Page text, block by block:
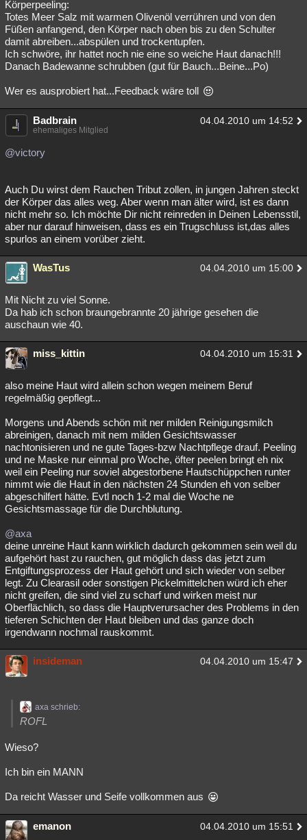
Körperpeeling:
Totes Meer Salz mit warmen Olivenöl verrühren und von den
Füßen anfangend, den Körper nach oben bis zu den Schulter
damit abreiben...abspülen und trockentupfen.
Ich schwöre, ihr hattet noch nie eine so weiche Haut danach!!!
Danach Badewanne schrubben (gut für Bauch...Beine...Po)
Wer es ausprobiert hat...Feedback wäre toll
Badbrain 04.04.2010 um 14:52
ehemaliges Mitglied
@victory
Auch Du wirst dem Rauchen Tribut zollen, in jungen Jahren steckt
der Körper das alles weg. Aber wenn man älter wird, ist es dann
nicht mehr so. Ich möchte Dir nicht reinreden in Deinen Lebensstil,
aber nur darauf hinweisen, dass es ein Trugschluss ist,das alles
spurlos an einem vorüber zieht.
WasTus 04.04.2010 um 15:00
Mit Nicht zu viel Sonne.
Da hab ich schon braungebrannte 20 jährige gesehen die
auschaun wie 40.
miss_kittin 04.04.2010 um 15:31
also meine Haut wird allein schon wegen meinem Beruf
regelmäßig gepflegt...
Morgens und Abends schön mit ner milden Reinigungsmilch
abreinigen, danach mit nem milden Gesichtswasser
nachtonisieren und ne gute Tages-bzw Nachtpflege drauf. Peeling
und ne Maske nur einmal pro Woche, öfter peelen bringt eh nix
weil ein Peeling nur soviel abgestorbene Hautschüppchen runter
nimmt wie die Haut in den nächsten 24 Stunden eh von selber
abgeschilfert hätte. Evtl noch 1-2 mal die Woche ne
Gesichtsmassage für die Durchblutung.
@axa
deine unreine Haut kann wirklich dadurch gekommen sein weil du
aufgehört hast zu rauchen, gut möglich dass das jetzt zum
Entgiftungsprozess der Haut gehört und sich wieder von selber
legt. Zu Clearasil oder sonstigen Pickelmittelchen würd ich eher
nicht greifen, die sind viel zu scharf und wirken meist nur
Oberflächlich, so dass die Hauptverursacher des Problems in den
tieferen Schichten der Haut bleiben und das ganze doch
irgendwann nochmal rauskommt.
insideman 04.04.2010 um 15:47
axa schrieb:
ROFL
Wieso?
Ich bin ein MANN
Da reicht Wasser und Seife vollkommen aus
emanon 04.04.2010 um 15:51